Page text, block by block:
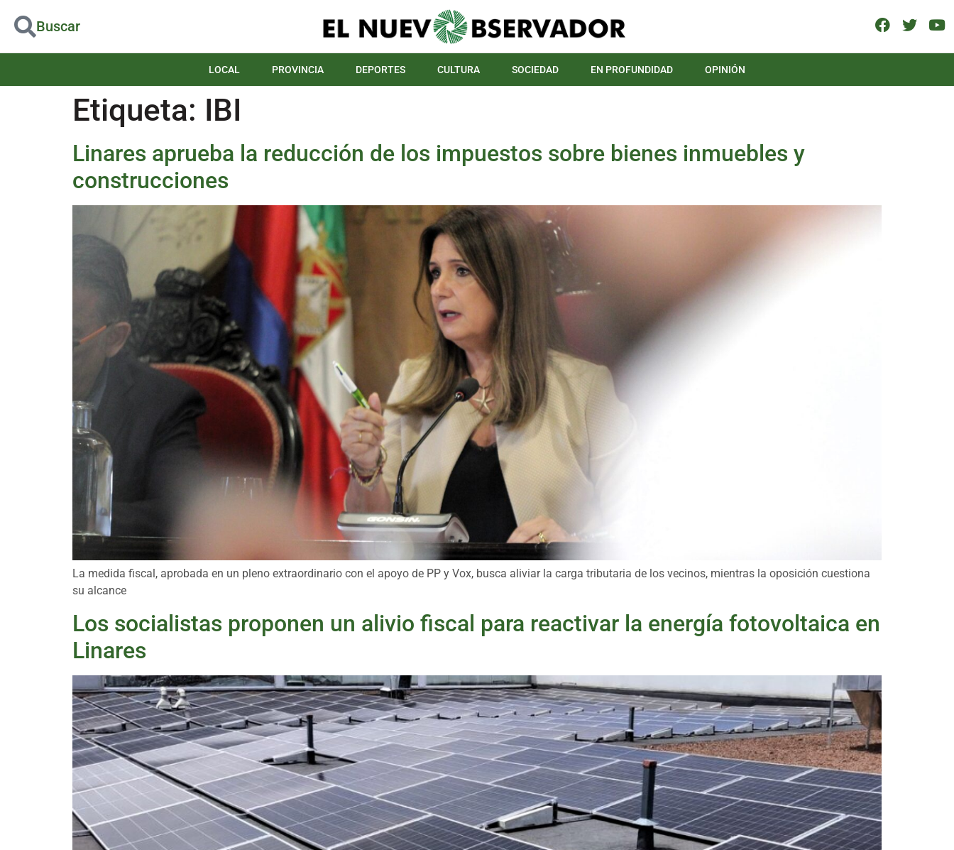
Buscar
LOCAL PROVINCIA DEPORTES CULTURA SOCIEDAD EN PROFUNDIDAD OPINIÓN
Etiqueta: IBI
Linares aprueba la reducción de los impuestos sobre bienes inmuebles y
construcciones
La medida fiscal, aprobada en un pleno extraordinario con el apoyo de PP y Vox, busca aliviar la carga tributaria de los vecinos, mientras la oposición cuestiona
su alcance
Los socialistas proponen un alivio fiscal para reactivar la energía fotovoltaica en
Linares